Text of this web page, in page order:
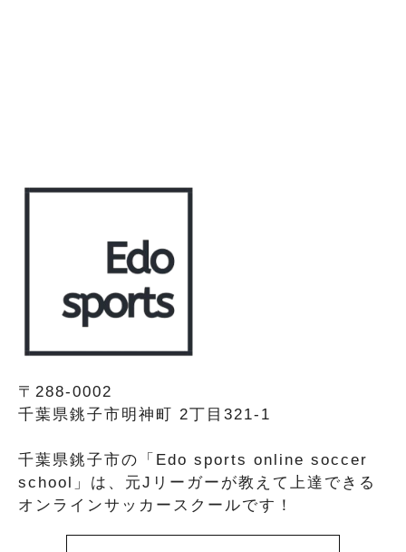
〒288-0002
千葉県銚子市明神町 2丁目321-1
千葉県銚子市の「Edo sports online soccer
school」は、元Jリーガーが教えて上達できる
オンラインサッカースクールです！